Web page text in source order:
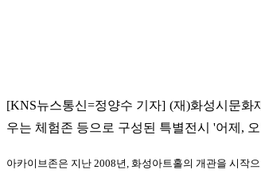
[KNS뉴스통신=정양수 기자] (재)화성시문
우는 체험존 등으로 구성된 특별전시 '어제,
아카이브존은 지난 2008년, 화성아트홀의 개관을 시작